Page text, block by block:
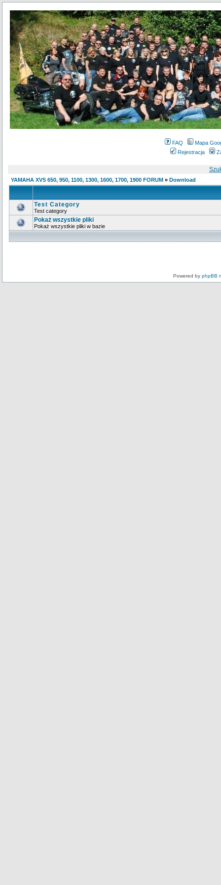
FAQ
Mapa
Rejestracja
YAMAHA XVS 650, 950, 1100, 1300, 1600, 1700, 1900 FORUM » Download
Test Category
Test category
Pokaż wszystkie pliki
Pokaż wszystkie pliki w bazie
Powered by phpBB